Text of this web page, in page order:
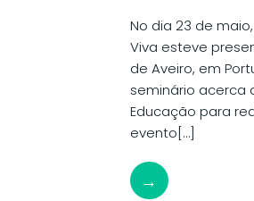
No dia 23 de
Viva esteve
de Aveiro, em
seminário acerca
Educação para
evento[…]
→